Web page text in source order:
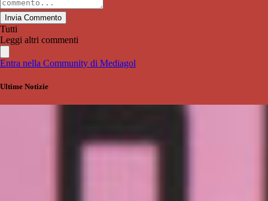
Invia Commento
Tutti
Leggi altri commenti
Entra nella Community di Mediagol
Ultime Notizie